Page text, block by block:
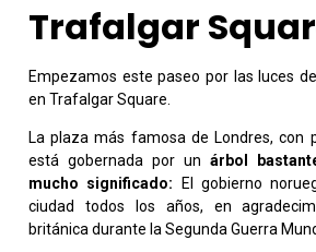
Trafalgar
Empezamos este paseo por las luces
en Trafalgar Square.
La plaza más famosa de Londres, con
está gobernada por un árbol
mucho significado: El gobierno
ciudad todos los años, en
británica durante la Segunda Guerra